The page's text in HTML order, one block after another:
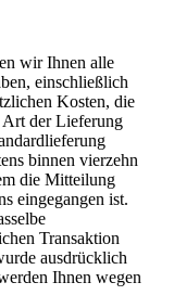
wir Ihnen alle
einschließlich
Kosten, die
Art der Lieferung
binnen vierzehn
die Mitteilung
eingegangen ist.
Transaktion
ausdrücklich
Ihnen wegen